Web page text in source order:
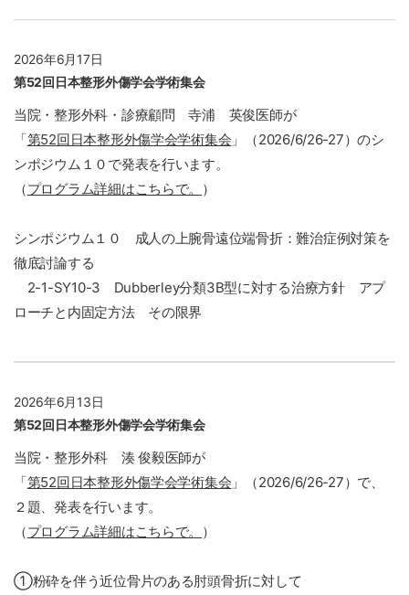
2026年6月17日
第52回日本整形外傷学会学術集会
当院・整形外科・診療顧問 寺浦 英俊医師が
「第52回日本整形外傷学会学術集会 」
（2026/6/26-27）のシ
ンポジウム１０で発表を行います。
（プログラム詳細はこちらで。 ）
シンポジウム１０ 成人の上腕骨遠位端骨折：難治症例対策を
徹底討論する
2-1-SY10-3 Dubberley分類3B型に対する治療方針 アプ
ローチと内固定方法 その限界
2026年6月13日
第52回日本整形外傷学会学術集会
当院・整形外科 湊 俊毅医師が
「第52回日本整形外傷学会学術集会 」
（2026/6/26-27）で、
２題、発表を行います。
（プログラム詳細はこちらで。 ）
①粉砕を伴う近位骨片のある肘頭骨折に対して